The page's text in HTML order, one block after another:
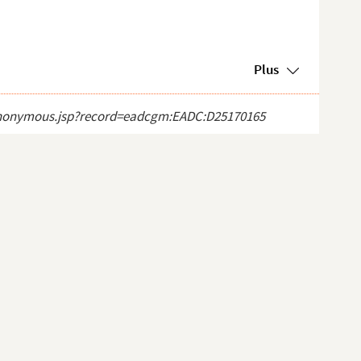
Plus